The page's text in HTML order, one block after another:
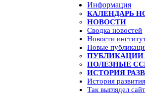
Информация
КАЛЕНДАРЬ
НОВОСТИ
Сводка новостей
Новости
Новые
ПУБЛИКАЦИИ
ПОЛЕЗНЫЕ
ИСТОРИЯ
История
Так выглядел